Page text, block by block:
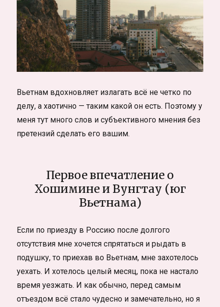
Вьетнам вдохновляет излагать всё не четко по
делу, а хаотично — таким какой он есть. Поэтому у
меня тут много слов и субъективного мнения без
претензий сделать его вашим.
Первое впечатление о
Хошимине и Вунгтау (юг
Вьетнама)
Если по приезду в Россию после долгого
отсутствия мне хочется спрятаться и рыдать в
подушку, то приехав во Вьетнам, мне захотелось
уехать. И хотелось целый месяц, пока не настало
время уезжать. И как обычно, перед самым
отъездом всё стало чудесно и замечательно, но я